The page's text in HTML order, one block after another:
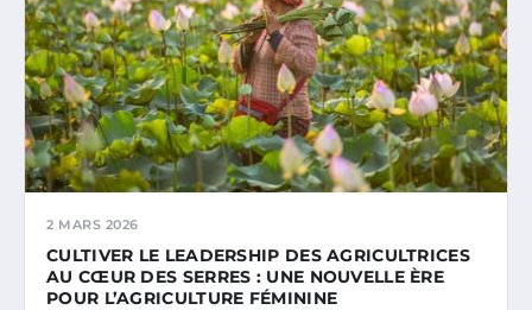
2 MARS 2026
CULTIVER LE LEADERSHIP DES AGRICULTRICES
AU CŒUR DES SERRES : UNE NOUVELLE ÈRE
POUR L’AGRICULTURE FÉMININE